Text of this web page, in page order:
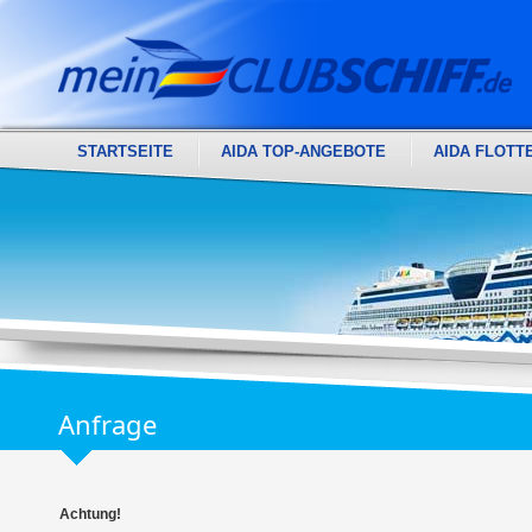
STARTSEITE AIDA TOP-ANGEBOTE AIDA
Anfrage
Achtung!